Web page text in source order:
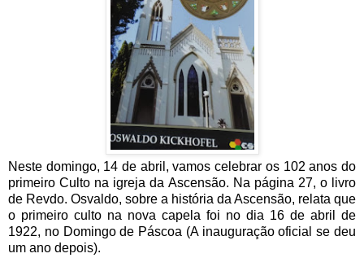
Neste domingo, 14 de abril, vamos celebrar os 102 anos do
primeiro Culto na igreja da Ascensão. Na página 27, o livro
de Revdo. Osvaldo, sobre a história da Ascensão, relata que
o primeiro culto na nova capela foi no dia 16 de abril de
1922, no Domingo de Páscoa (A inauguração oficial se deu
um ano depois).